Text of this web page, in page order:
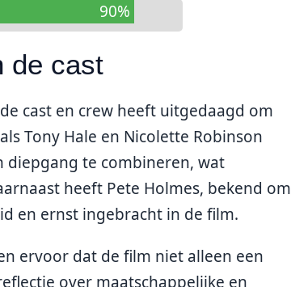
90%
de cast
cast en crew heeft uitgedaagd om
Tony Hale en Nicolette Robinson
diepgang te combineren, wat
heeft Pete Holmes, bekend om
en ernst ingebracht in de film.
ervoor dat de film niet alleen een
over maatschappelijke en